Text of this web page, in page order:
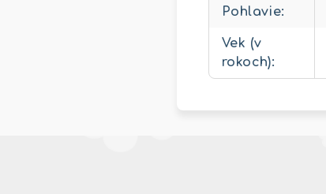
Pohlavie:
Vek (v
rokoch):